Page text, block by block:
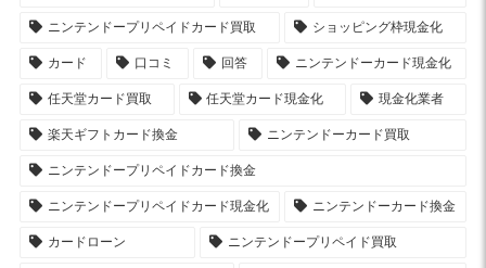
ニンテンドープリペイドカード買取 ショッピング枠現金化
カード 口コミ 回答 ニンテンドーカード現金化
任天堂カード買取 任天堂カード現金化 現金化業者
楽天ギフトカード換金 ニンテンドーカード買取
ニンテンドープリペイドカード換金
ニンテンドープリペイドカード現金化 ニンテンドーカード換金
カードローン ニンテンドープリペイド買取